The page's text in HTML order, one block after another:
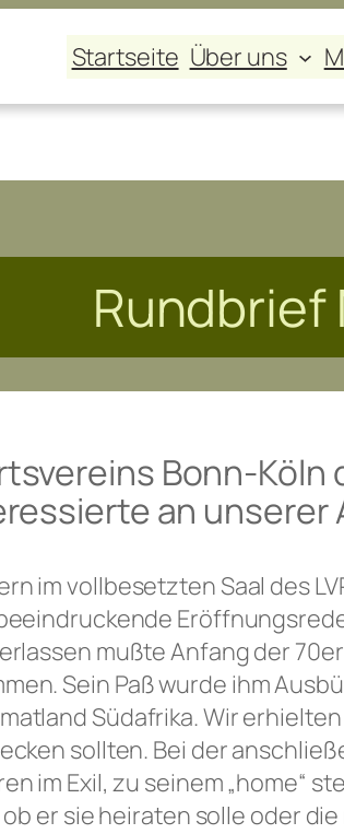
Startseite Über uns
Rundbrief
Bonn-
an unserer
im vollbesetzten Saal des
mußte Anfang der
Sein Paß wurde ihm
Südafrika. Wir
sollten. Bei der
im Exil, zu seinem „home“
er sie heiraten solle oder